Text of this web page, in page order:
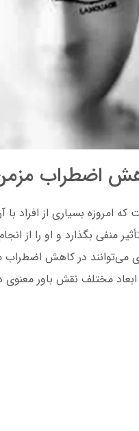
اضطراب
امروزه بسیاری از افراد
منفی بگذارد و او را از
می‌توانند در کاهش اضطراب
مختلف نقش باور معنوی